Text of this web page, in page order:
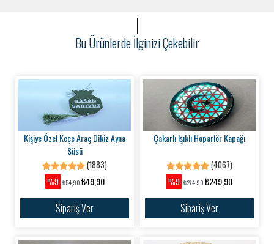
Bu Ürünlerde İlginizi Çekebilir
Kişiye Özel Keçe Araç Dikiz Ayna
Süsü
(1883)
%9 ₺54,90₺49,90
Sipariş Ver
Çakarlı Işıklı Hoparlör Kapağı
(4067)
%9 ₺274,90 ₺249,90
Sipariş Ver